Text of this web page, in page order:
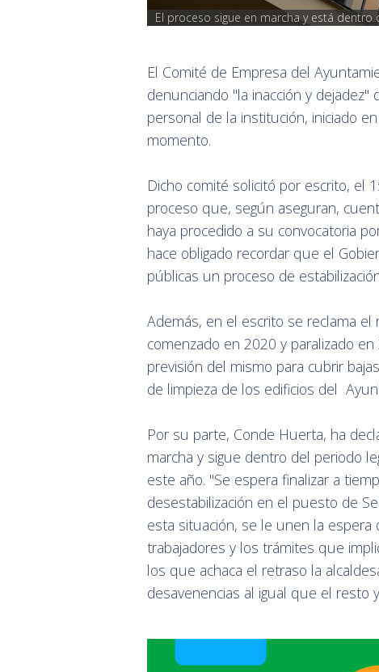
El proceso sigue en marcha y está
El Comité de Empresa del
denunciando "la inacción y
personal de la institución, iniciado
momento.
Dicho comité solicitó por escrito, el
proceso que, según aseguran,
haya procedido a su convocatoria
hace obligado recordar que el
públicas un proceso de
Además, en el escrito se reclama el
comenzado en 2020 y paralizado
previsión del mismo para cubrir
de limpieza de los edificios del
Por su parte, Conde Huerta, ha
marcha y sigue dentro del periodo
este año. "Se espera finalizar a
desestabilización en el puesto de
esta situación, se le unen la
trabajadores y los trámites que
los que achaca el retraso la
desavenencias al igual que el resto